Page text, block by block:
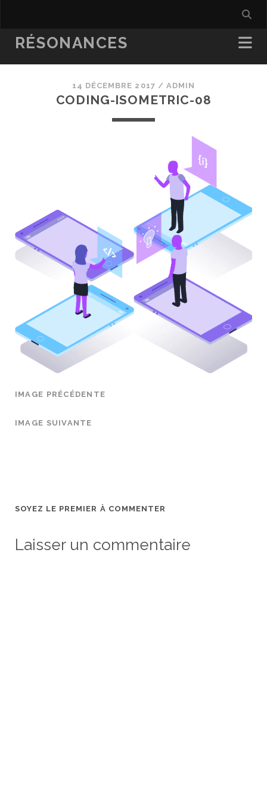
RÉSONANCES
14 DÉCEMBRE 2017 / ADMIN
CODING-ISOMETRIC-08
IMAGE PRÉCÉDENTE
IMAGE SUIVANTE
SOYEZ LE PREMIER À COMMENTER
Laisser un commentaire